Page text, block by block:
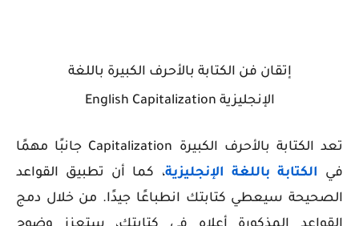
إتقان فن الكتابة بالأحرف الكبيرة باللغة
الإنجليزية English Capitalization
تعد الكتابة بالأحرف الكبيرة Capitalization جانبًا مهمًا
في
الكتابة باللغة الإنجليزية، كما أن تطبيق القواعد
الصحيحة سيعطي كتابتك انطباعًا جيدًا. من خلال دمج